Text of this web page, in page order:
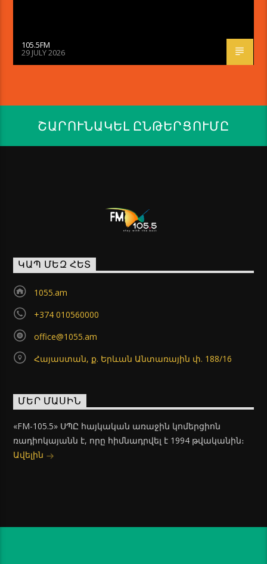
105.5FM
29 JULY 2026
ՇԱՐՈՒՆԱԿԵԼ ԸՆԹԵՐՑՈՒՄԸ
ԿԱՊ ՄԵԶ ՀԵՏ
1055.am
+374 010560000
office@1055.am
Հայաստան, ք. Երևան Անտառային փ. 188/16
ՄԵՐ ՄԱՍԻՆ
«FM-105.5» ՍՊԸ հայկական առաջին կոմերցիոն
ռադիոկայանն է, որը հիմնադրվել է 1994 թվականին։
Ավելին